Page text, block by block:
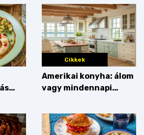
Cikkek
Amerikai konyha: álom
vagy mindennapi
az érveket